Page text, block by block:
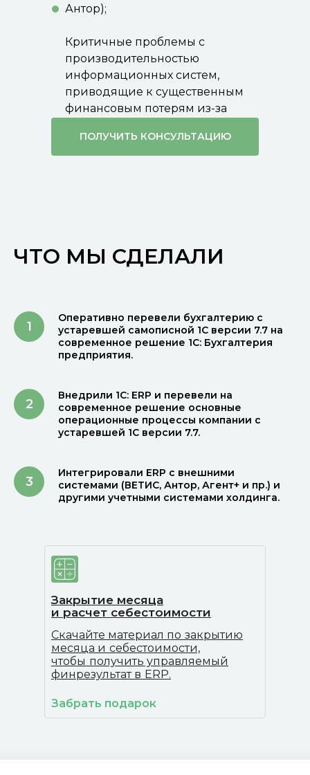
Антор);
Критичные проблемы с
производительностью
информационных систем,
приводящие к существенным
финансовым потерям из-за
ПОЛУЧИТЬ КОНСУЛЬТАЦИЮ
ЧТО МЫ СДЕЛАЛИ
Оперативно перевели бухгалтерию с
устаревшей самописной 1С версии 7.7 на
современное решение 1С: Бухгалтерия
предприятия.
Внедрили 1С: ERP и перевели на
современное решение основные
операционные процессы компании с
устаревшей 1С версии 7.7.
Интегрировали ERP с внешними
системами (ВЕТИС, Антор, Агент+ и пр.) и
другими учетными системами холдинга.
Забрать подарок
Скачайте материал по закрытию
месяца и себестоимости,
чтобы получить управляемый
финрезультат в ERP.
Закрытие месяца
и расчет себестоимости